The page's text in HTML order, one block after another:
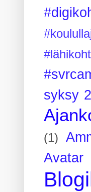
syksy
(1)
Avatar